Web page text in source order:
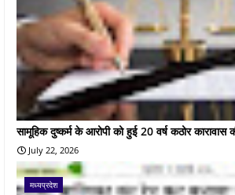
सामूहिक दुष्कर्म के आरोपी को हुई 20 वर्ष कठोर कारावास
July 22, 2026
मध्यप्रदेश